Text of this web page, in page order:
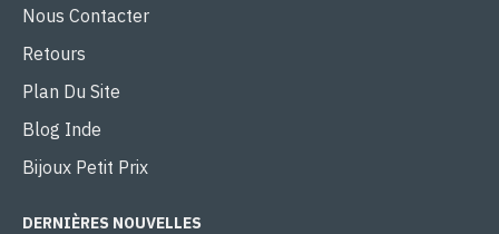
Nous Contacter
Retours
Plan Du Site
Blog Inde
Bijoux Petit Prix
DERNIÈRES NOUVELLES